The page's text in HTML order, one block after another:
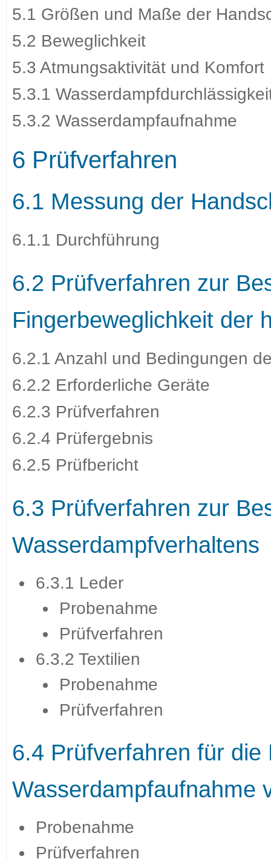
5.1 Größen und Maße der
5.2 Beweglichkeit
5.3 Atmungsaktivität und Komfort
5.3.1
5.3.2 Wasserdampfaufnahme
6 Prüfverfahren
6.1 Messung der
6.1.1 Durchführung
6.2 Prüfverfahren zur
Fingerbeweglichkeit der
6.2.1 Anzahl und Bedingungen
6.2.2 Erforderliche Geräte
6.2.3 Prüfverfahren
6.2.4 Prüfergebnis
6.2.5 Prüfbericht
6.3 Prüfverfahren zur
Wasserdampfverhaltens
6.3.1 Leder
Probenahme
Prüfverfahren
6.3.2 Textilien
Probenahme
Prüfverfahren
6.4 Prüfverfahren für die
Wasserdampfaufnahme
Probenahme
Prüfverfahren